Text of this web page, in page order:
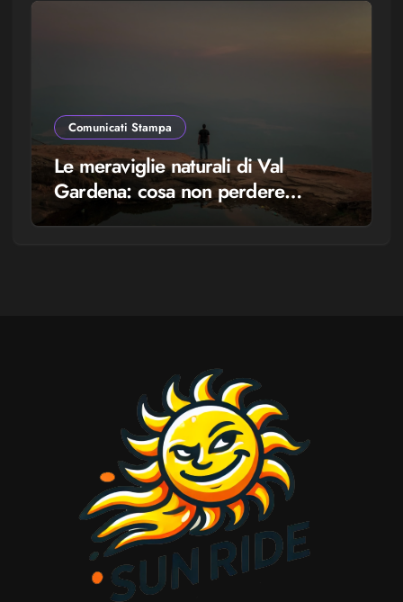
Comunicati Stampa
Le meraviglie naturali di Val
Gardena: cosa non perdere
durante il tuo soggiorno in baita